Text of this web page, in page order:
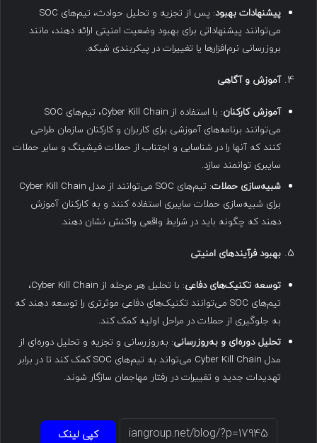
پیشنهادات بهبود
: پس از تجزیه و تحلیل حوادث، تیم‌های SOC
می‌توانند پیشنهاداتی برای بهبود وضعیت امنیتی ارائه دهند، مانند
بروزرسانی نرم‌افزارها یا تغییرات در پیکربندی شبکه.
آموزش و آگاهی
آموزش کارکنان
: با استفاده از Cyber Kill Chain، تیم‌های SOC
می‌توانند برنامه‌های آموزشی برای کاربران و کارکنان سازمان طراحی
کنند که آنها را در شناسایی و اجتناب از حملات فیشینگ و سایر حملات
سایبری توانمند سازد.
شبیه‌سازی حملات
: تیم‌های SOC می‌توانند از مدل Cyber Kill Chain
برای شبیه‌سازی حملات سایبری استفاده کنند و به کارکنان آموزش
دهند که چگونه باید در شرایط واقعی واکنش نشان دهند.
بهبود فرآیندهای امنیتی
توسعه تکنیک‌های دفاعی
: با تحلیل هر مرحله از Cyber Kill Chain،
تیم‌های SOC می‌توانند تکنیک‌های دفاعی موثرتری را توسعه دهند که
به جلوگیری از حملات در مراحل اولیه کمک کند.
تحلیل دوره‌ای و به‌روزرسانی: به‌روزرسانی و تجزیه و تحلیل دوره‌ای از
مدل Cyber Kill Chain می‌تواند به تیم‌های SOC کمک کند تا در برابر
تهدیدات جدید و تغییرات در رفتار مهاجمان سازگار شوند.
کپی لینک